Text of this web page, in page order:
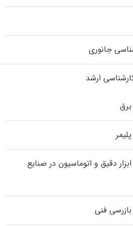
جانوری
ارشد
دقیق و اتوماسیون در صنایع
فنی